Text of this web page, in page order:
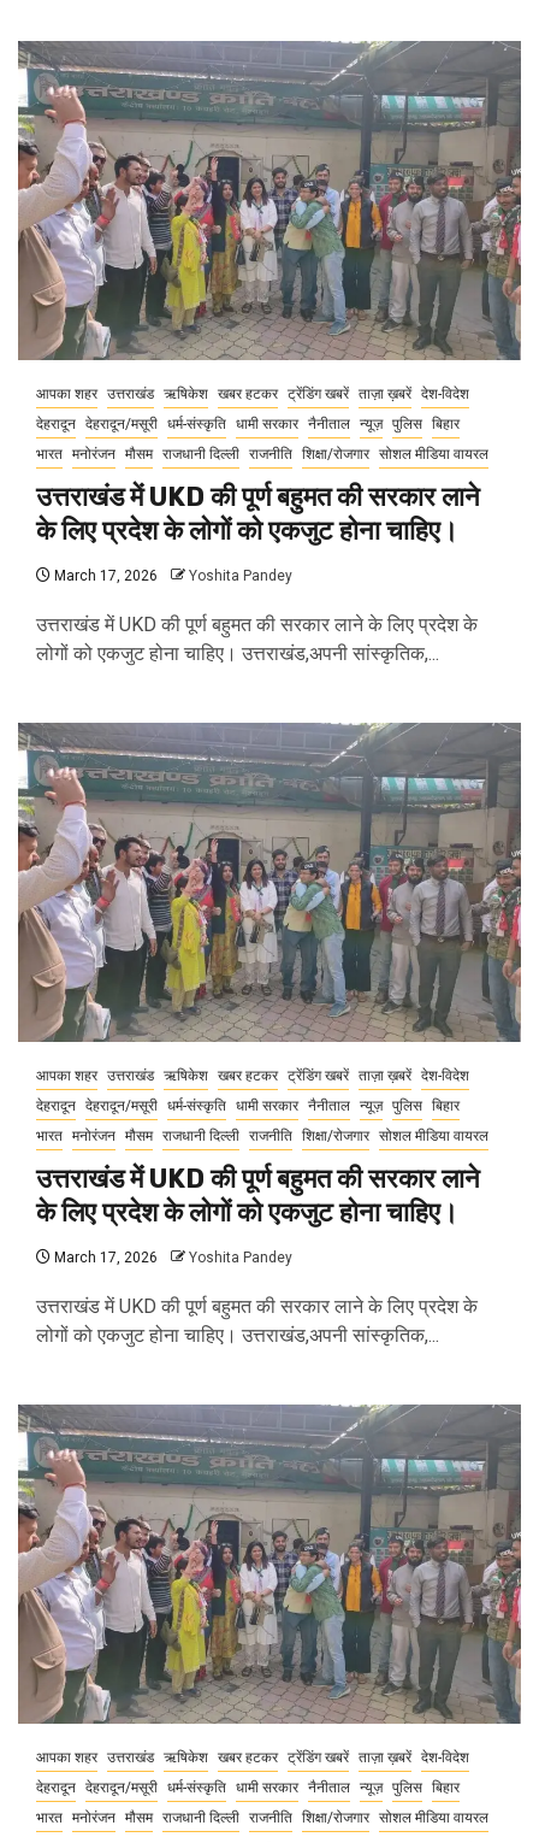
आपका शहर उत्तराखंड ऋषिकेश खबर हटकर ट्रेंडिंग खबरें ताज़ा ख़बरें देश-विदेश
देहरादून देहरादून/मसूरी धर्म-संस्कृति धामी सरकार नैनीताल न्यूज़ पुलिस बिहार
भारत मनोरंजन मौसम राजधानी दिल्ली राजनीति शिक्षा/रोजगार सोशल मीडिया वायरल
उत्तराखंड में UKD की पूर्ण बहुमत की सरकार लाने
के लिए प्रदेश के लोगों को एकजुट होना चाहिए।
March 17, 2026 Yoshita Pandey
उत्तराखंड में UKD की पूर्ण बहुमत की सरकार लाने के लिए प्रदेश के
लोगों को एकजुट होना चाहिए। उत्तराखंड,अपनी सांस्कृतिक,...
आपका शहर उत्तराखंड ऋषिकेश खबर हटकर ट्रेंडिंग खबरें ताज़ा ख़बरें देश-विदेश
देहरादून देहरादून/मसूरी धर्म-संस्कृति धामी सरकार नैनीताल न्यूज़ पुलिस बिहार
भारत मनोरंजन मौसम राजधानी दिल्ली राजनीति शिक्षा/रोजगार सोशल मीडिया वायरल
उत्तराखंड में UKD की पूर्ण बहुमत की सरकार लाने
के लिए प्रदेश के लोगों को एकजुट होना चाहिए।
March 17, 2026 Yoshita Pandey
उत्तराखंड में UKD की पूर्ण बहुमत की सरकार लाने के लिए प्रदेश के
लोगों को एकजुट होना चाहिए। उत्तराखंड,अपनी सांस्कृतिक,...
आपका शहर उत्तराखंड ऋषिकेश खबर हटकर ट्रेंडिंग खबरें ताज़ा ख़बरें देश-विदेश
देहरादून देहरादून/मसूरी धर्म-संस्कृति धामी सरकार नैनीताल न्यूज़ पुलिस बिहार
भारत मनोरंजन मौसम राजधानी दिल्ली राजनीति शिक्षा/रोजगार सोशल मीडिया वायरल